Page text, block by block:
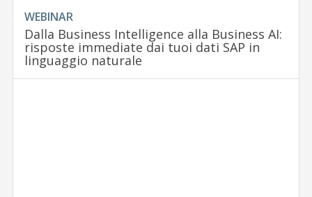
WEBINAR
Dalla Business Intelligence alla Business AI:
risposte immediate dai tuoi dati SAP in
linguaggio naturale